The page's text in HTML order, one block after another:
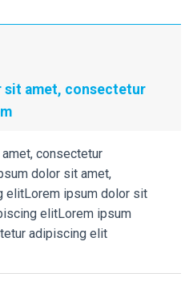
sit amet, consectetur
consectetur
dolor sit amet,
elitLorem ipsum dolor sit
elitLorem ipsum
adipiscing elit